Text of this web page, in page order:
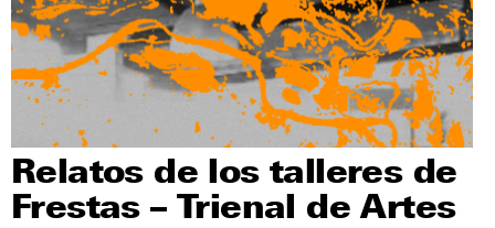
Relatos de los talleres de
Frestas – Trienal de Artes